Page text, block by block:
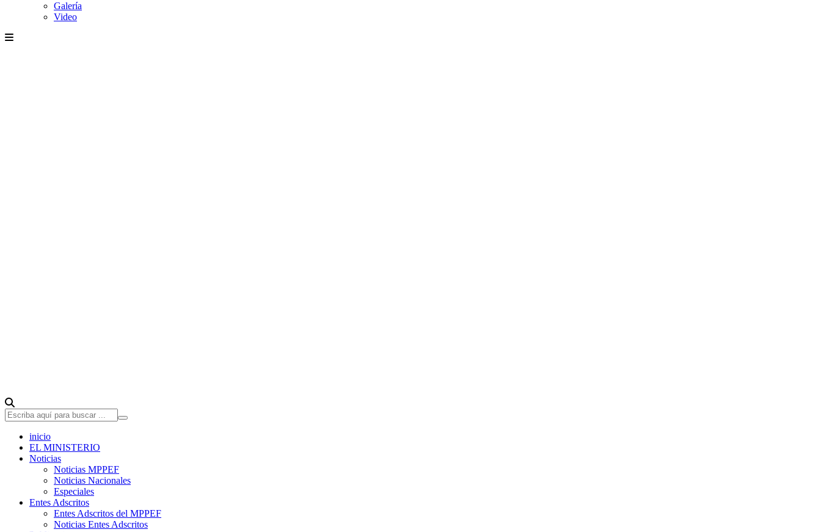
Galería
Video
inicio
EL MINISTERIO
Noticias
Noticias MPPEF
Noticias Nacionales
Especiales
Entes Adscritos
Entes Adscritos del MPPEF
Noticias Entes Adscritos